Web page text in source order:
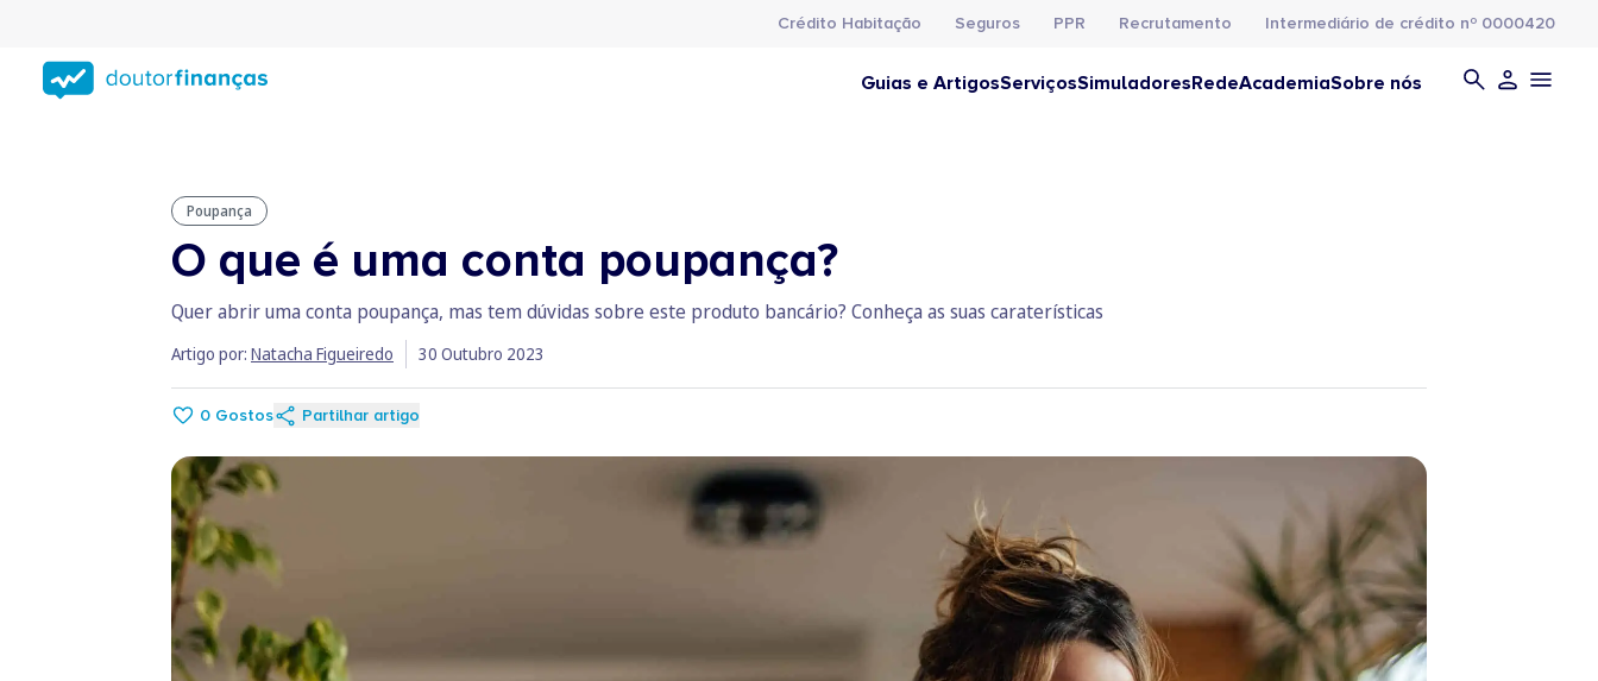
conteúdo
principal
Crédito Habitação Seguros PPR Recrutamento Intermediário de crédito nº 0000420
Guias e ArtigosServiçosSimuladoresRedeAcademiaSobre nós
Poupança
O que é uma conta poupança?
Quer abrir uma conta poupança, mas tem dúvidas sobre este produto bancário? Conheça as suas caraterísticas
Artigo por: Natacha Figueiredo 30 Outubro 2023
0 Gostos Partilhar artigo